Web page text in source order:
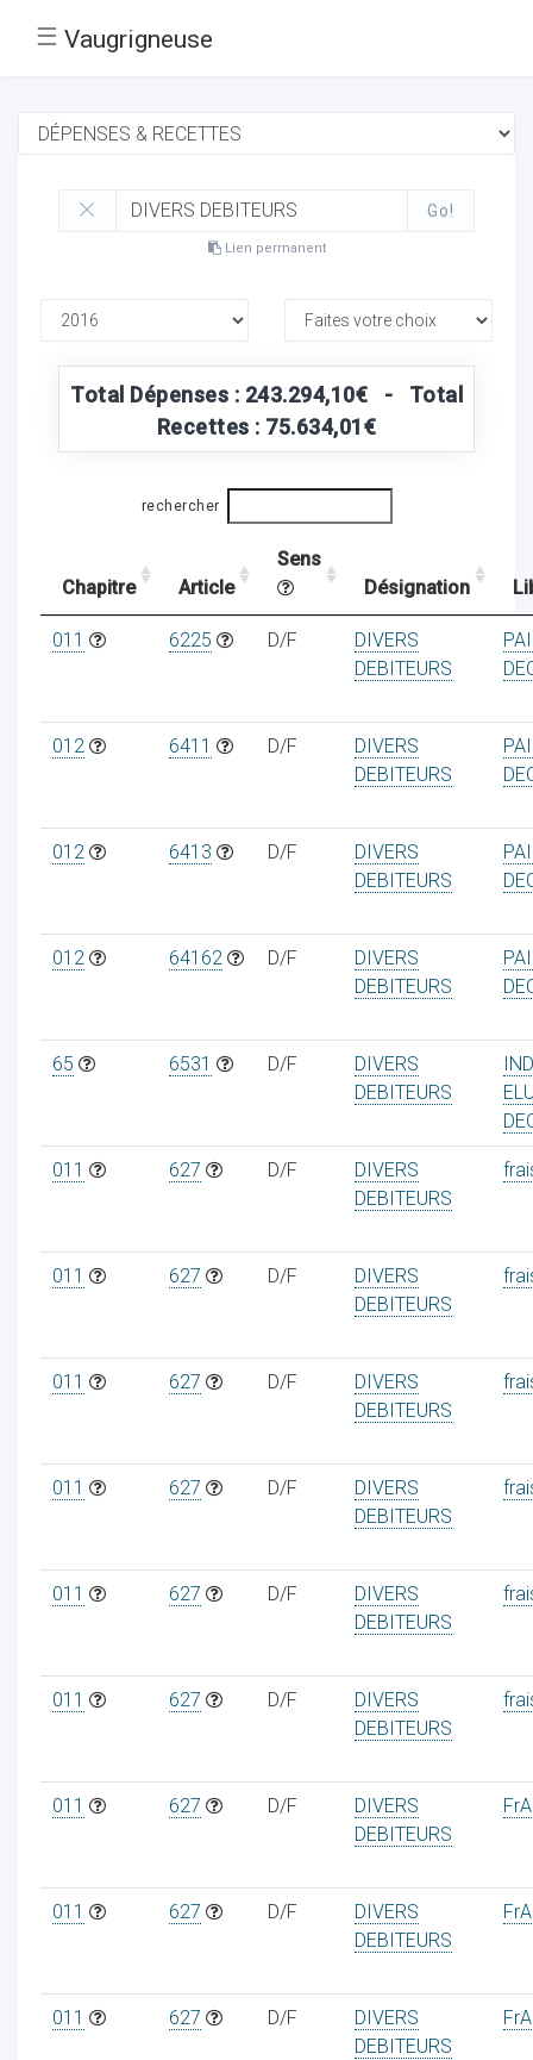
☰ Vaugrigneuse
Go!
Lien permanent
Total Dépenses : 243.294,10€ - Total
Recettes : 75.634,01€
rechercher
Chapitre Article
Sens
Désignation
011 6225 D/F
DIVERS
DEBITEURS
012 6411 D/F
DIVERS
DEBITEURS
012 6413 D/F
DIVERS
DEBITEURS
012 64162 D/F
DIVERS
DEBITEURS
65 6531 D/F
DIVERS
DEBITEURS
011 627 D/F
DIVERS
DEBITEURS
011 627 D/F
DIVERS
DEBITEURS
011 627 D/F
DIVERS
DEBITEURS
011 627 D/F
DIVERS
DEBITEURS
011 627 D/F
DIVERS
DEBITEURS
011 627 D/F
DIVERS
DEBITEURS
011 627 D/F
DIVERS
DEBITEURS
011 627 D/F
DIVERS
DEBITEURS
011 627 D/F
DIVERS
DEBITEURS